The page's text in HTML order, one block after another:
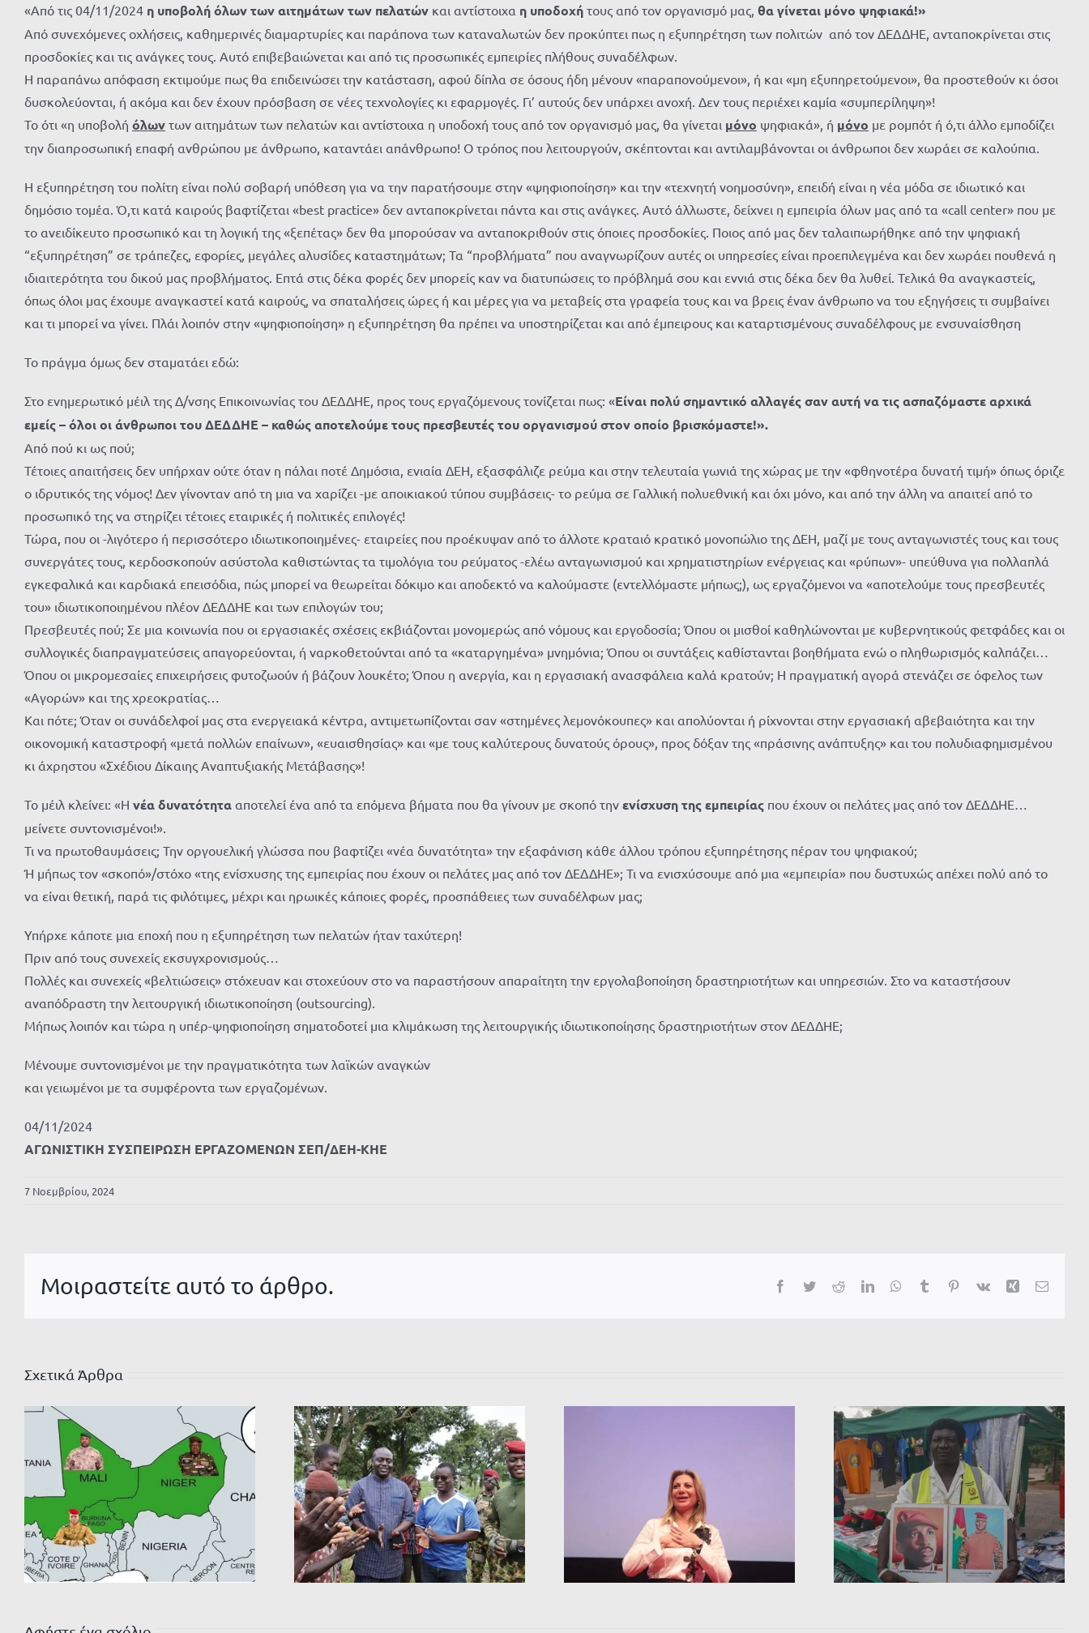
«Από τις 04/11/2024 η υποβολή όλων των αιτημάτων των πελατών και αντίστοιχα η υποδοχή τους από τον οργανισμό μας, θα γίνεται μόνο ψηφιακά!»
Από συνεχόμενες οχλήσεις, καθημερινές διαμαρτυρίες και παράπονα των καταναλωτών δεν προκύπτει πως η εξυπηρέτηση των πολιτών από τον ΔΕΔΔΗΕ, ανταποκρίνεται στις
προσδοκίες και τις ανάγκες τους. Αυτό επιβεβαιώνεται και από τις προσωπικές εμπειρίες πλήθους συναδέλφων.
Η παραπάνω απόφαση εκτιμούμε πως θα επιδεινώσει την κατάσταση, αφού δίπλα σε όσους ήδη μένουν «παραπονούμενοι», ή και «μη εξυπηρετούμενοι», θα προστεθούν κι όσοι
δυσκολεύονται, ή ακόμα και δεν έχουν πρόσβαση σε νέες τεχνολογίες κι εφαρμογές. Γι’ αυτούς δεν υπάρχει ανοχή. Δεν τους περιέχει καμία «συμπερίληψη»!
Το ότι «η υποβολή όλων των αιτημάτων των πελατών και αντίστοιχα η υποδοχή τους από τον οργανισμό μας, θα γίνεται μόνο ψηφιακά», ή μόνο με ρομπότ ή ό,τι άλλο εμποδίζει
την διαπροσωπική επαφή ανθρώπου με άνθρωπο, καταντάει απάνθρωπο! Ο τρόπος που λειτουργούν, σκέπτονται και αντιλαμβάνονται οι άνθρωποι δεν χωράει σε καλούπια.
Η εξυπηρέτηση του πολίτη είναι πολύ σοβαρή υπόθεση για να την παρατήσουμε στην «ψηφιοποίηση» και την «τεχνητή νοημοσύνη», επειδή είναι η νέα μόδα σε ιδιωτικό και
δημόσιο τομέα. Ό,τι κατά καιρούς βαφτίζεται «best practice» δεν ανταποκρίνεται πάντα και στις ανάγκες. Αυτό άλλωστε, δείχνει η εμπειρία όλων μας από τα «call center» που με
το ανειδίκευτο προσωπικό και τη λογική της «ξεπέτας» δεν θα μπορούσαν να ανταποκριθούν στις όποιες προσδοκίες. Ποιος από μας δεν ταλαιπωρήθηκε από την ψηφιακή
“εξυπηρέτηση” σε τράπεζες, εφορίες, μεγάλες αλυσίδες καταστημάτων; Τα “προβλήματα” που αναγνωρίζουν αυτές οι υπηρεσίες είναι προεπιλεγμένα και δεν χωράει πουθενά η
ιδιαιτερότητα του δικού μας προβλήματος. Επτά στις δέκα φορές δεν μπορείς καν να διατυπώσεις το πρόβλημά σου και εννιά στις δέκα δεν θα λυθεί. Τελικά θα αναγκαστείς,
όπως όλοι μας έχουμε αναγκαστεί κατά καιρούς, να σπαταλήσεις ώρες ή και μέρες για να μεταβείς στα γραφεία τους και να βρεις έναν άνθρωπο να του εξηγήσεις τι συμβαίνει
και τι μπορεί να γίνει. Πλάι λοιπόν στην «ψηφιοποίηση» η εξυπηρέτηση θα πρέπει να υποστηρίζεται και από έμπειρους και καταρτισμένους συναδέλφους με ενσυναίσθηση
Το πράγμα όμως δεν σταματάει εδώ:
Στο ενημερωτικό μέιλ της Δ/νσης Επικοινωνίας του ΔΕΔΔΗΕ, προς τους εργαζόμενους τονίζεται πως: «Είναι πολύ σημαντικό αλλαγές σαν αυτή να τις ασπαζόμαστε αρχικά
εμείς – όλοι οι άνθρωποι του ΔΕΔΔΗΕ – καθώς αποτελούμε τους πρεσβευτές του οργανισμού στον οποίο βρισκόμαστε!».
Από πού κι ως πού;
Τέτοιες απαιτήσεις δεν υπήρχαν ούτε όταν η πάλαι ποτέ Δημόσια, ενιαία ΔΕΗ, εξασφάλιζε ρεύμα και στην τελευταία γωνιά της χώρας με την «φθηνοτέρα δυνατή τιμή» όπως όριζε
ο ιδρυτικός της νόμος! Δεν γίνονταν από τη μια να χαρίζει -με αποικιακού τύπου συμβάσεις- το ρεύμα σε Γαλλική πολυεθνική και όχι μόνο, και από την άλλη να απαιτεί από το
προσωπικό της να στηρίζει τέτοιες εταιρικές ή πολιτικές επιλογές!
Τώρα, που οι -λιγότερο ή περισσότερο ιδιωτικοποιημένες- εταιρείες που προέκυψαν από το άλλοτε κραταιό κρατικό μονοπώλιο της ΔΕΗ, μαζί με τους ανταγωνιστές τους και τους
συνεργάτες τους, κερδοσκοπούν ασύστολα καθιστώντας τα τιμολόγια του ρεύματος -ελέω ανταγωνισμού και χρηματιστηρίων ενέργειας και «ρύπων»- υπεύθυνα για πολλαπλά
εγκεφαλικά και καρδιακά επεισόδια, πώς μπορεί να θεωρείται δόκιμο και αποδεκτό να καλούμαστε (εντελλόμαστε μήπως;), ως εργαζόμενοι να «αποτελούμε τους πρεσβευτές
του» ιδιωτικοποιημένου πλέον ΔΕΔΔΗΕ και των επιλογών του;
Πρεσβευτές πού; Σε μια κοινωνία που οι εργασιακές σχέσεις εκβιάζονται μονομερώς από νόμους και εργοδοσία; Όπου οι μισθοί καθηλώνονται με κυβερνητικούς φετφάδες και οι
συλλογικές διαπραγματεύσεις απαγορεύονται, ή ναρκοθετούνται από τα «καταργημένα» μνημόνια; Όπου οι συντάξεις καθίστανται βοηθήματα ενώ ο πληθωρισμός καλπάζει…
Όπου οι μικρομεσαίες επιχειρήσεις φυτοζωούν ή βάζουν λουκέτο; Όπου η ανεργία, και η εργασιακή ανασφάλεια καλά κρατούν; Η πραγματική αγορά στενάζει σε όφελος των
«Αγορών» και της χρεοκρατίας…
Και πότε; Όταν οι συνάδελφοί μας στα ενεργειακά κέντρα, αντιμετωπίζονται σαν «στημένες λεμονόκουπες» και απολύονται ή ρίχνονται στην εργασιακή αβεβαιότητα και την
οικονομική καταστροφή «μετά πολλών επαίνων», «ευαισθησίας» και «με τους καλύτερους δυνατούς όρους», προς δόξαν της «πράσινης ανάπτυξης» και του πολυδιαφημισμένου
κι άχρηστου «Σχέδιου Δίκαιης Αναπτυξιακής Μετάβασης»!
Το μέιλ κλείνει: «Η νέα δυνατότητα αποτελεί ένα από τα επόμενα βήματα που θα γίνουν με σκοπό την ενίσχυση της εμπειρίας που έχουν οι πελάτες μας από τον ΔΕΔΔΗΕ…
μείνετε συντονισμένοι!».
Τι να πρωτοθαυμάσεις; Την οργουελική γλώσσα που βαφτίζει «νέα δυνατότητα» την εξαφάνιση κάθε άλλου τρόπου εξυπηρέτησης πέραν του ψηφιακού;
Ή μήπως τον «σκοπό»/στόχο «της ενίσχυσης της εμπειρίας που έχουν οι πελάτες μας από τον ΔΕΔΔΗΕ»; Τι να ενισχύσουμε από μια «εμπειρία» που δυστυχώς απέχει πολύ από το
να είναι θετική, παρά τις φιλότιμες, μέχρι και ηρωικές κάποιες φορές, προσπάθειες των συναδέλφων μας;
Υπήρχε κάποτε μια εποχή που η εξυπηρέτηση των πελατών ήταν ταχύτερη!
Πριν από τους συνεχείς εκσυγχρονισμούς…
Πολλές και συνεχείς «βελτιώσεις» στόχευαν και στοχεύουν στο να παραστήσουν απαραίτητη την εργολαβοποίηση δραστηριοτήτων και υπηρεσιών. Στο να καταστήσουν
αναπόδραστη την λειτουργική ιδιωτικοποίηση (outsourcing).
Μήπως λοιπόν και τώρα η υπέρ-ψηφιοποίηση σηματοδοτεί μια κλιμάκωση της λειτουργικής ιδιωτικοποίησης δραστηριοτήτων στον ΔΕΔΔΗΕ;
Μένουμε συντονισμένοι με την πραγματικότητα των λαϊκών αναγκών
και γειωμένοι με τα συμφέροντα των εργαζομένων.
04/11/2024
ΑΓΩΝΙΣΤΙΚΗ ΣΥΣΠΕΙΡΩΣΗ ΕΡΓΑΖΟΜΕΝΩΝ ΣΕΠ/ΔΕΗ-ΚΗΕ
7 Νοεμβρίου, 2024
Μοιραστείτε αυτό το άρθρο. Facebook
TwitterRedditLinkedInWhatsApp
Tumblr Pinterest
Vk Xing Email
Σχετικά Άρθρα